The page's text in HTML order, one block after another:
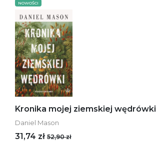
NOWOŚCI
Kronika mojej ziemskiej wędrówki
Daniel Mason
31,74 zł 52,90 zł